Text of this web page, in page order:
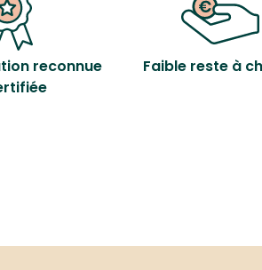
reconnue
Faible reste à